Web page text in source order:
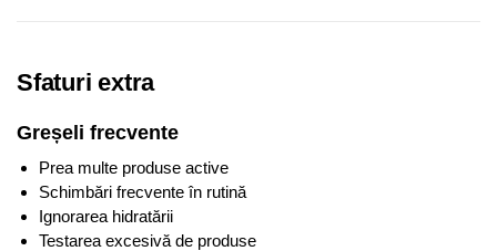
Sfaturi extra
Greșeli frecvente
Prea multe produse active
Schimbări frecvente în rutină
Ignorarea hidratării
Testarea excesivă de produse